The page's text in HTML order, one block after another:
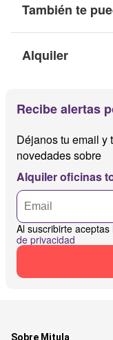
También te
Alquiler
Recibe alertas
Déjanos tu email y
novedades sobre
Alquiler oficinas
Al suscribirte aceptas
de privacidad
Sobre Mitula